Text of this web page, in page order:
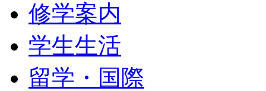
修学案内
学生生活
留学・国際